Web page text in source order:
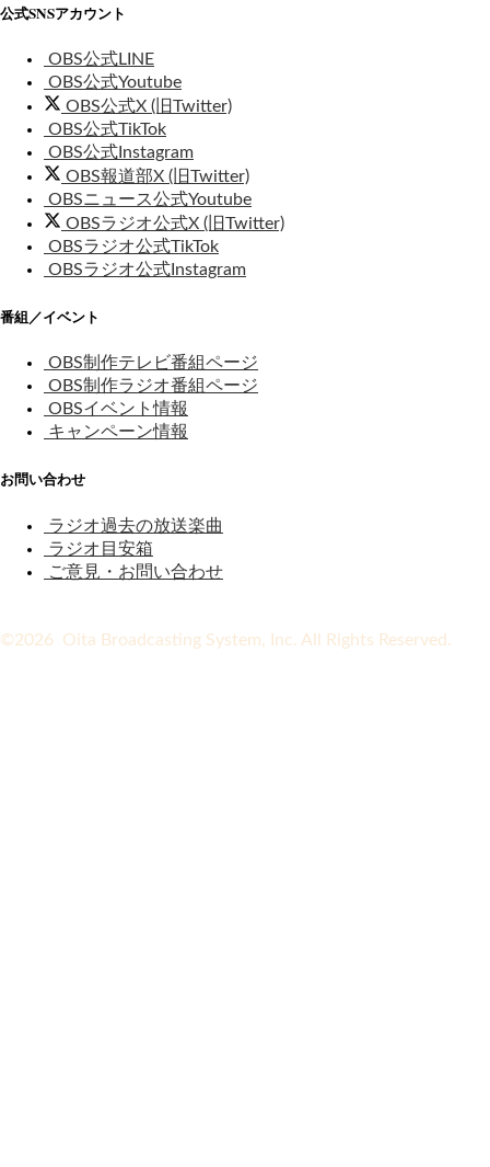
公式SNSアカウント
OBS公式LINE
OBS公式Youtube
OBS公式X (旧Twitter)
OBS公式TikTok
OBS公式Instagram
OBS報道部X (旧Twitter)
OBSニュース公式Youtube
OBSラジオ公式X (旧Twitter)
OBSラジオ公式TikTok
OBSラジオ公式Instagram
番組／イベント
OBS制作テレビ番組ページ
OBS制作ラジオ番組ページ
OBSイベント情報
キャンペーン情報
お問い合わせ
ラジオ過去の放送楽曲
ラジオ目安箱
ご意見・お問い合わせ
©2026 Oita Broadcasting System, Inc. All Rights Reserved.